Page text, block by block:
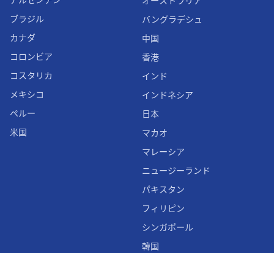
ブラジル
カナダ
コロンビア
コスタリカ
メキシコ
ペルー
米国
バングラデシュ
中国
香港
インド
インドネシア
日本
マカオ
マレーシア
ニュージーランド
パキスタン
フィリピン
シンガポール
韓国